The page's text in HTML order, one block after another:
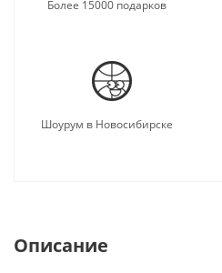
Более 15000 подарков
Шоурум в Новосибирске
Описание